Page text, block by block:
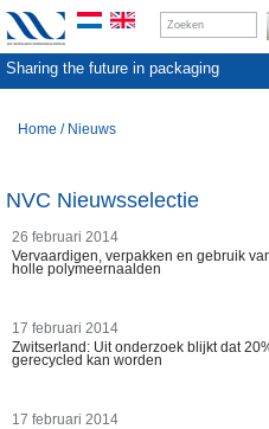
Sharing the future in packaging
Home / Nieuws
NVC Nieuwsselectie
26 februari 2014
Vervaardigen, verpakken en gebruik
holle polymeernaalden
17 februari 2014
Zwitserland: Uit onderzoek blijkt dat
gerecycled kan worden
17 februari 2014